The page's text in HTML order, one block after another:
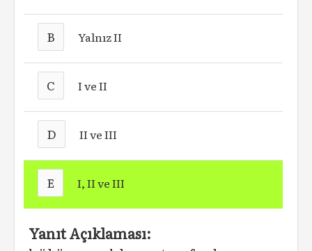
B Yalnız II
C I ve II
D II ve III
E I, II ve III
Yanıt Açıklaması: